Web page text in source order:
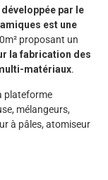
par le
est une
proposant un
la fabrication des
matériaux.
plateforme
mélangeurs,
à pâles, atomiseur